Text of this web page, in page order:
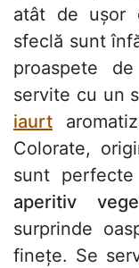
atât de ușor
sfeclă sunt
proaspete de
servite cu un
iaurt
Colorate,
sunt
aperitiv
surprinde
finețe. Se